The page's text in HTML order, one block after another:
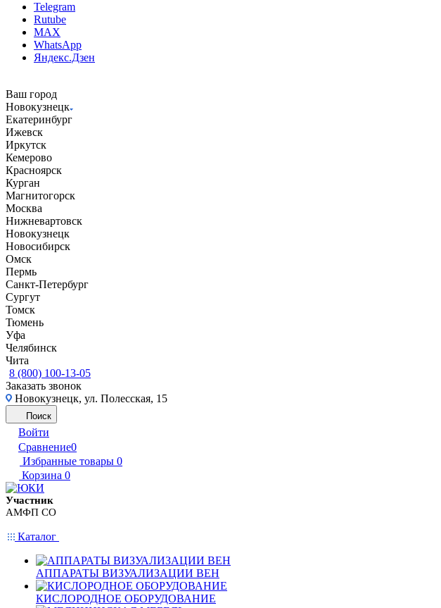
Telegram
Rutube
MAX
WhatsApp
Яндекс.Дзен
Ваш город
Новокузнецк
Екатеринбург
Ижевск
Иркутск
Кемерово
Красноярск
Курган
Магнитогорск
Москва
Нижневартовск
Новокузнецк
Новосибирск
Омск
Пермь
Санкт-Петербург
Сургут
Томск
Тюмень
Уфа
Челябинск
Чита
8 (800) 100-13-05
Заказать звонок
Новокузнецк, ул. Полесская, 15
Поиск
Войти
Сравнение0
Избранные товары 0
Корзина 0
Участник
АМФП СО
Каталог
АППАРАТЫ ВИЗУАЛИЗАЦИИ ВЕН
КИСЛОРОДНОЕ ОБОРУДОВАНИЕ